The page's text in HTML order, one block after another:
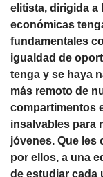
elitista, dirigida a
económicas
fundamentales
igualdad de
tenga y se haya
más remoto de
compartimentos
insalvables para
jóvenes. Que les
por ellos, a una
de estudiar cada